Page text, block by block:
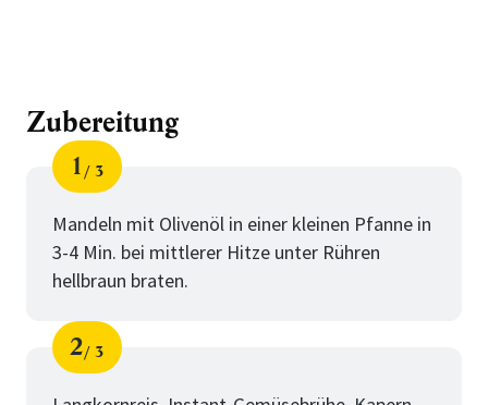
Zubereitung
Schritt
1
von
3
Mandeln mit Olivenöl in einer kleinen Pfanne in
3-4 Min. bei mittlerer Hitze unter Rühren
hellbraun braten.
Schritt
2
von
3